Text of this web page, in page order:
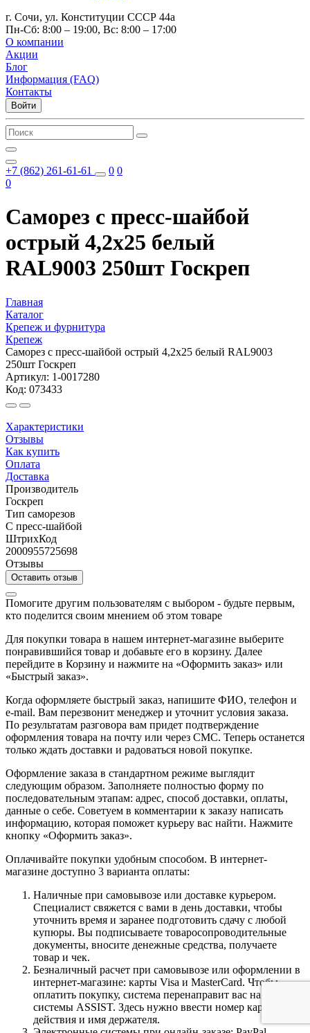
г. Сочи, ул. Конституции СССР 44а
Пн-Сб: 8:00 – 19:00, Вс: 8:00 – 17:00
О компании
Акции
Блог
Информация (FAQ)
Контакты
Войти
+7 (862) 261-61-61 0 0
0
Саморез с пресс-шайбой
острый 4,2х25 белый
RAL9003 250шт Госкреп
Главная
Каталог
Крепеж и фурнитура
Крепеж
Саморез с пресс-шайбой острый 4,2х25 белый RAL9003
250шт Госкреп
Артикул: 1-0017280
Код: 073433
Характеристики
Отзывы
Как купить
Оплата
Доставка
Производитель
Госкреп
Тип саморезов
С пресс-шайбой
ШтрихКод
2000955725698
Отзывы
Оставить отзыв
Помогите другим пользователям с выбором - будьте первым,
кто поделится своим мнением об этом товаре
Для покупки товара в нашем интернет-магазине выберите
понравившийся товар и добавьте его в корзину. Далее
перейдите в Корзину и нажмите на «Оформить заказ» или
«Быстрый заказ».
Когда оформляете быстрый заказ, напишите ФИО, телефон и
e-mail. Вам перезвонит менеджер и уточнит условия заказа.
По результатам разговора вам придет подтверждение
оформления товара на почту или через СМС. Теперь останется
только ждать доставки и радоваться новой покупке.
Оформление заказа в стандартном режиме выглядит
следующим образом. Заполняете полностью форму по
последовательным этапам: адрес, способ доставки, оплаты,
данные о себе. Советуем в комментарии к заказу написать
информацию, которая поможет курьеру вас найти. Нажмите
кнопку «Оформить заказ».
Оплачивайте покупки удобным способом. В интернет-
магазине доступно 3 варианта оплаты:
Наличные при самовывозе или доставке курьером.
Специалист свяжется с вами в день доставки, чтобы
уточнить время и заранее подготовить сдачу с любой
купюры. Вы подписываете товаросопроводительные
документы, вносите денежные средства, получаете
товар и чек.
Безналичный расчет при самовывозе или оформлении в
интернет-магазине: карты Visa и MasterCard. Чтобы
оплатить покупку, система перенаправит вас на сервер
системы ASSIST. Здесь нужно ввести номер карты, срок
действия и имя держателя.